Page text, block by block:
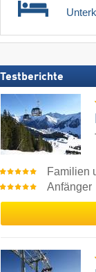
Testberichte
Familien
Anfänger